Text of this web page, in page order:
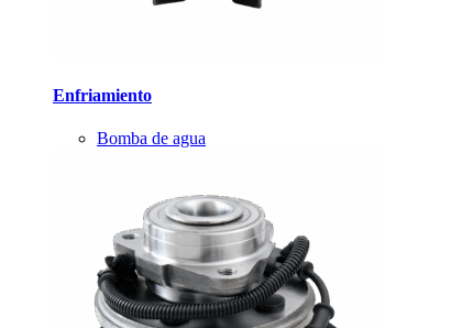
Enfriamiento
Bomba de agua